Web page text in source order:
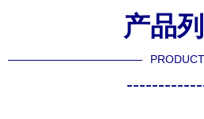
产品
PRODUCT